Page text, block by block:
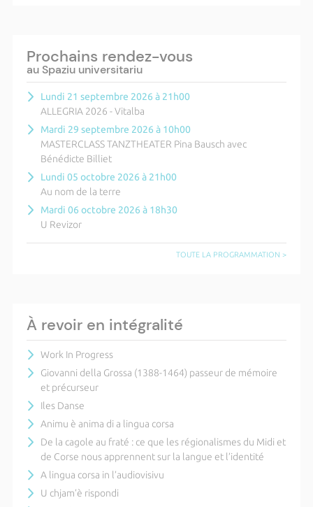
Prochains rendez-vous
au Spaziu universitariu
Lundi 21 septembre 2026 à 21h00
ALLEGRIA 2026 - Vitalba
Mardi 29 septembre 2026 à 10h00
MASTERCLASS TANZTHEATER Pina Bausch avec
Bénédicte Billiet
Lundi 05 octobre 2026 à 21h00
Au nom de la terre
Mardi 06 octobre 2026 à 18h30
U Revizor
TOUTE LA PROGRAMMATION >
À revoir en intégralité
Work In Progress
Giovanni della Grossa (1388-1464) passeur de mémoire
et précurseur
Iles Danse
Animu è anima di a lingua corsa
De la cagole au fraté : ce que les régionalismes du Midi et
de Corse nous apprennent sur la langue et l’identité
A lingua corsa in l’audiovisivu
U chjam’è rispondi